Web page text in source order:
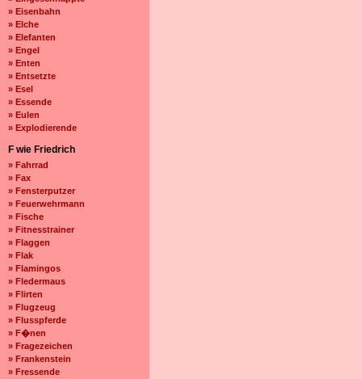
» Eisenbahn
» Elche
» Elefanten
» Engel
» Enten
» Entsetzte
» Esel
» Essende
» Eulen
» Explodierende
F wie Friedrich
» Fahrrad
» Fax
» Fensterputzer
» Feuerwehrmann
» Fische
» Fitnesstrainer
» Flaggen
» Flak
» Flamingos
» Fledermaus
» Flirten
» Flugzeug
» Flusspferde
» F�nen
» Fragezeichen
» Frankenstein
» Fressende